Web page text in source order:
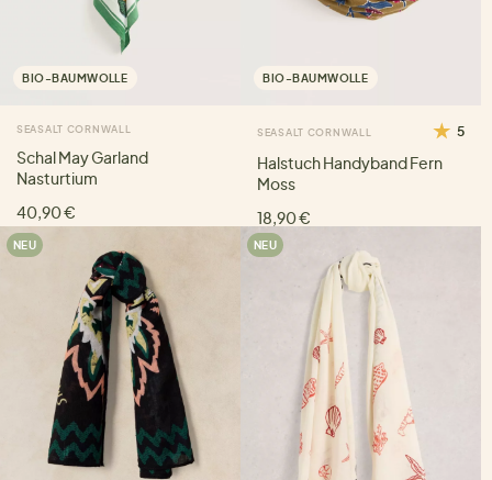
BIO-BAUMWOLLE
SEASALT CORNWALL
Schal May Garland
Nasturtium
40,90 €
BIO-BAUMWOLLE
SEASALT CORNWALL 5
Halstuch Handyband Fern
Moss
18,90 €
NEU NEU